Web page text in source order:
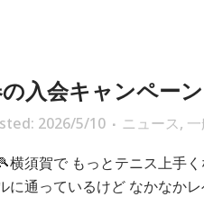
入会キャンペーン
2026/5/10 ニュース,
横須賀で もっとテニス上手
に通っているけど なかなか